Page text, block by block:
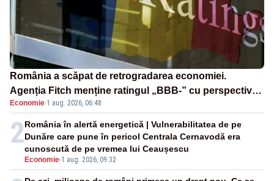
România a scăpat de retrogradarea economiei.
Agenția Fitch menține ratingul „BBB-” cu perspectivă
negativă
Economie·1 aug. 2026, 06:48
2
Economie-1 aug. 2026, 09:32
România în alertă energetică | Vulnerabilitatea de pe
Dunăre care pune în pericol Centrala Cernavodă era
cunoscută de pe vremea lui Ceaușescu